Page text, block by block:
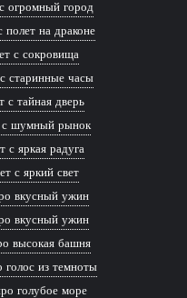
огромный город
на драконе
с сокровища
старинные часы
тайная дверь
с шумный рынок
яркая радуга
с яркий свет
вкусный ужин
вкусный ужин
высокая башня
голос из темноты
голубое море